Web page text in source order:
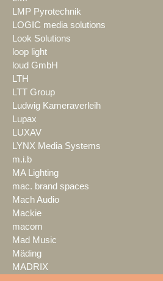
LMP Pyrotechnik
LOGIC media solutions
Look Solutions
loop light
loud GmbH
LTH
LTT Group
Ludwig Kameraverleih
Lupax
LUXAV
LYNX Media Systems
m.i.b
MA Lighting
mac. brand spaces
Mach Audio
Mackie
macom
Mad Music
Mäding
MADRIX